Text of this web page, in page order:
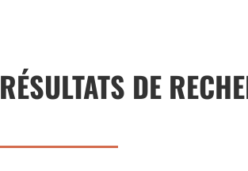
RÉSULTATS DE